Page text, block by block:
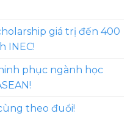
giá trị đến 400
INEC!
phục ngành học
theo đuổi!